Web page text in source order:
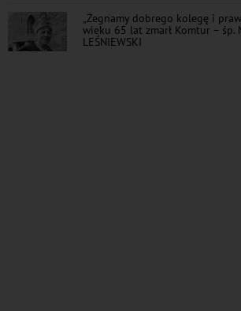
„Żegnamy dobrego kolegę i
wieku 65 lat zmarł Komtur – śp.
LEŚNIEWSKI